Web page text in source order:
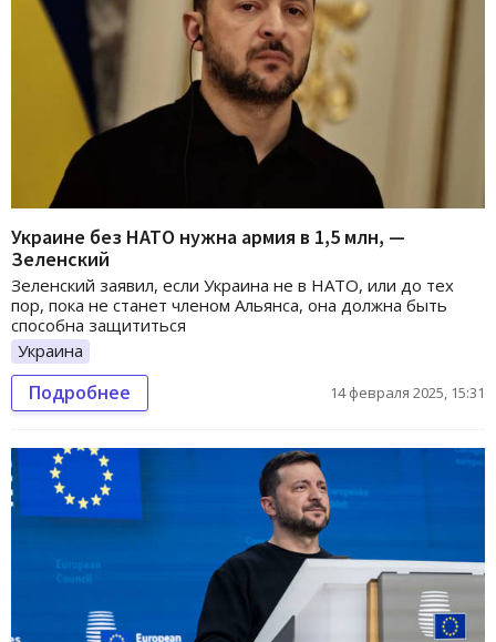
Украине без НАТО нужна армия в 1,5 млн, —
Зеленский
Зеленский заявил, если Украина не в НАТО, или до тех
пор, пока не станет членом Альянса, она должна быть
способна защититься
Украина
Подробнее 14 февраля 2025, 15:31